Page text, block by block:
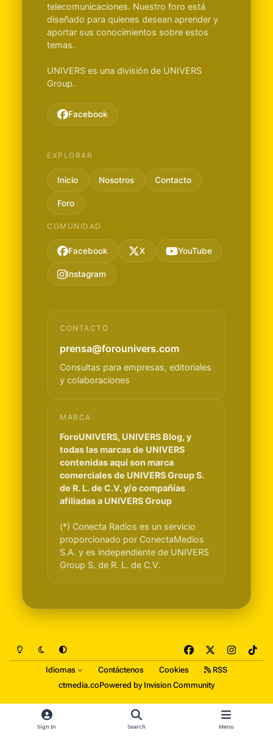
telecomunicaciones. Nuestro foro está
diseñado para quienes desean aprender y
aportar sus conocimientos sobre estos
temas.
UNIVERS es una división de UNIVERS
Group.
Facebook
EXPLORAR
Inicio Nosotros Contacto
Foro
COMUNIDAD
Facebook X YouTube
Instagram
CONTACTO
prensa@forounivers.com
Consultas para empresas, editoriales
y colaboraciones
MARCA
ForoUNIVERS, UNIVERS Blog, y
todas las marcas de UNIVERS
contenidas aquí son marca
comerciales de UNIVERS Group S.
de R. L. de C.V. y/o compañías
afiliadas a UNIVERS Group
(*) Conecta Radios es un servicio
proporcionado por ConectaMedios
S.A. y es independiente de UNIVERS
Group S. de R. L. de C.V.
Light ModeDark ModeSystem Preference
a
c
e
b
n
s
a
g
i
o
Idiomas Contáctenos Cookies
RSS
ctmedia.coPowered by Invision Community
Sign In Search Menu